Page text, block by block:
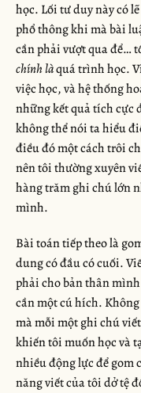
học. Lối tư duy này có
phổ thông khi mà bài
cần phải vượt qua để…
chính làquá trình học.
việc học, và hệ thống
những kết quả tích cực
không thể nói ta hiểu
điều đó một cách trôi
nên tôi thường xuyên
hàng trăm ghi chú lớn
mình.
Bài toán tiếp theo là
dung có đầu có cuối.
phải cho bản thân
cần một cú hích.
mà mỗi một ghi chú
khiến tôi muốn học và
nhiều động lực để gom
năng viết của tôi dở tệ